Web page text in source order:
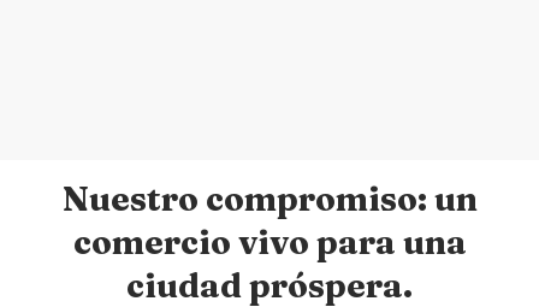
Nuestro compromiso: un
comercio vivo para una
ciudad próspera.